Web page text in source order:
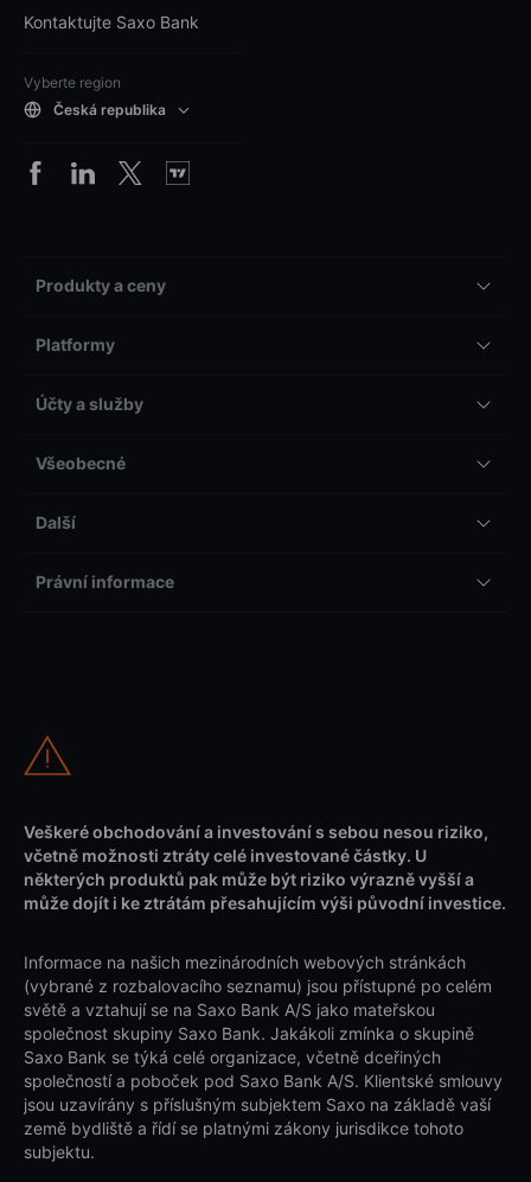
Kontaktujte Saxo Bank
Vyberte region
Česká republika
Produkty a ceny
Platformy
Účty a služby
Všeobecné
Další
Právní informace
Veškeré obchodování a investování s sebou nesou riziko,
včetně možnosti ztráty celé investované částky. U
některých produktů pak může být riziko výrazně vyšší a
může dojít i ke ztrátám přesahujícím výši původní investice.
Informace na našich mezinárodních webových stránkách
(vybrané z rozbalovacího seznamu) jsou přístupné po celém
světě a vztahují se na Saxo Bank A/S jako mateřskou
společnost skupiny Saxo Bank. Jakákoli zmínka o skupině
Saxo Bank se týká celé organizace, včetně dceřiných
společností a poboček pod Saxo Bank A/S. Klientské smlouvy
jsou uzavírány s příslušným subjektem Saxo na základě vaší
země bydliště a řídí se platnými zákony jurisdikce tohoto
subjektu.